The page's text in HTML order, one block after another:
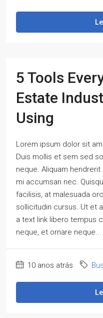
5 Tools
Estate
Using
Lorem ipsum dolor sit
Duis mollis et sem sed
neque. Aliquam
mi accumsan nec.
facilisis, at malesuada
sollicitudin cursus. Ut et
a text link libero tempus
neque, et ornare neque...
10 anos atrás